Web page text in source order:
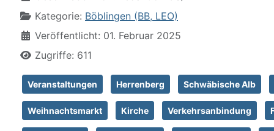
Kategorie: Böblingen (BB, LEO)
Veröffentlicht: 01. Februar 2025
Zugriffe: 611
Veranstaltungen Herrenberg Schwäbische Alb
Weihnachtsmarkt Kirche Verkehrsanbindung